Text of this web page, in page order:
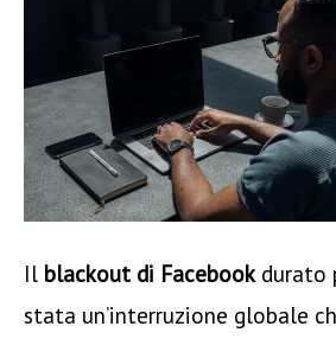
Il blackout di Facebook durato
stata un’interruzione globale